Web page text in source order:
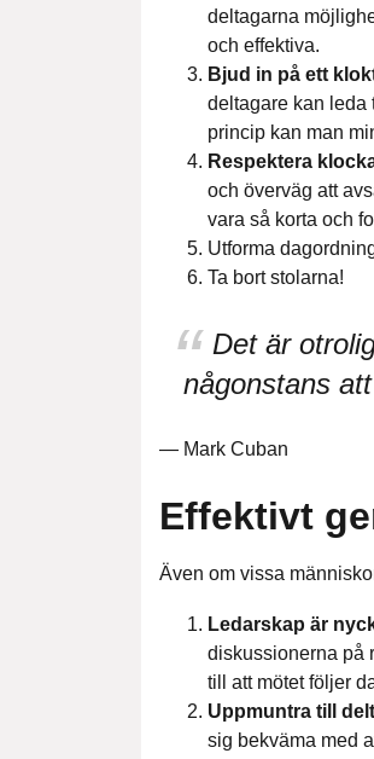
deltagarna
och effektiva.
Bjud in på ett
deltagare kan leda
princip kan man
Respektera
och överväg att
vara så korta och
Utforma
Ta bort stolarna!
Det är
någonstans
— Mark Cuban
Effektivt
Även om vissa
Ledarskap är
diskussionerna på
till att mötet följer
Uppmuntra till
sig bekväma med